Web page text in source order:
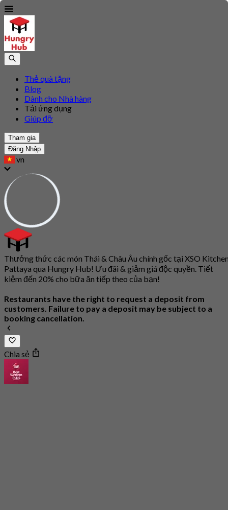
Thẻ quà tặng
Blog
Dành cho Nhà hàng
Tải ứng dụng
Giúp đỡ
Tham gia
Đăng Nhập
vn
Thưởng thức các món Thái & Châu Âu chính gốc tại XSO
Pattaya qua Hungry Hub! Ưu đãi & giảm giá độc quyền. Tiết
kiệm đến 20% cho bữa ăn tiếp theo của bạn!
Restaurants have the right to request a deposit from
customers. Failure to pay a deposit may be subject to a
booking cancellation.
Chia sẻ